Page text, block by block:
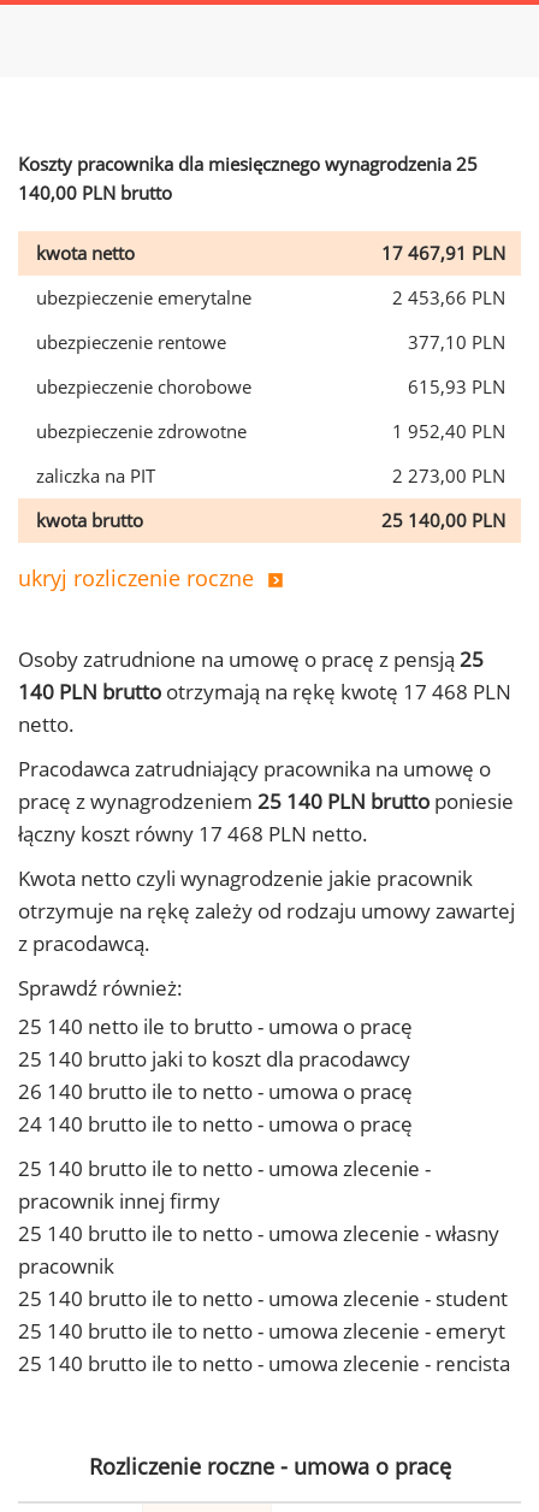
Koszty pracownika dla miesięcznego wynagrodzenia 25
140,00 PLN brutto
kwota netto
17 467,91 PLN
ubezpieczenie emerytalne
2 453,66 PLN
ubezpieczenie rentowe
377,10 PLN
ubezpieczenie chorobowe
615,93 PLN
ubezpieczenie zdrowotne
1 952,40 PLN
zaliczka na PIT
2 273,00 PLN
kwota brutto
25 140,00 PLN
ukryj rozliczenie roczne
Osoby zatrudnione na umowę o pracę z pensją 25
140 PLN brutto otrzymają na rękę kwotę 17 468 PLN
netto.
Pracodawca zatrudniający pracownika na umowę o
pracę z wynagrodzeniem 25 140 PLN brutto poniesie
łączny koszt równy 17 468 PLN netto.
Kwota netto czyli wynagrodzenie jakie pracownik
otrzymuje na rękę zależy od rodzaju umowy zawartej
z pracodawcą.
Sprawdź również:
25 140 netto ile to brutto - umowa o pracę
25 140 brutto jaki to koszt dla pracodawcy
26 140 brutto ile to netto - umowa o pracę
24 140 brutto ile to netto - umowa o pracę
25 140 brutto ile to netto - umowa zlecenie -
pracownik innej firmy
25 140 brutto ile to netto - umowa zlecenie - własny
pracownik
25 140 brutto ile to netto - umowa zlecenie - student
25 140 brutto ile to netto - umowa zlecenie - emeryt
25 140 brutto ile to netto - umowa zlecenie - rencista
Rozliczenie roczne - umowa o pracę